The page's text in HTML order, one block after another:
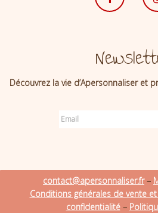
Découvrez la vie d’Apersonnaliser et
contact@apersonnaliser.fr–
Conditions générales de vente
confidentialité–